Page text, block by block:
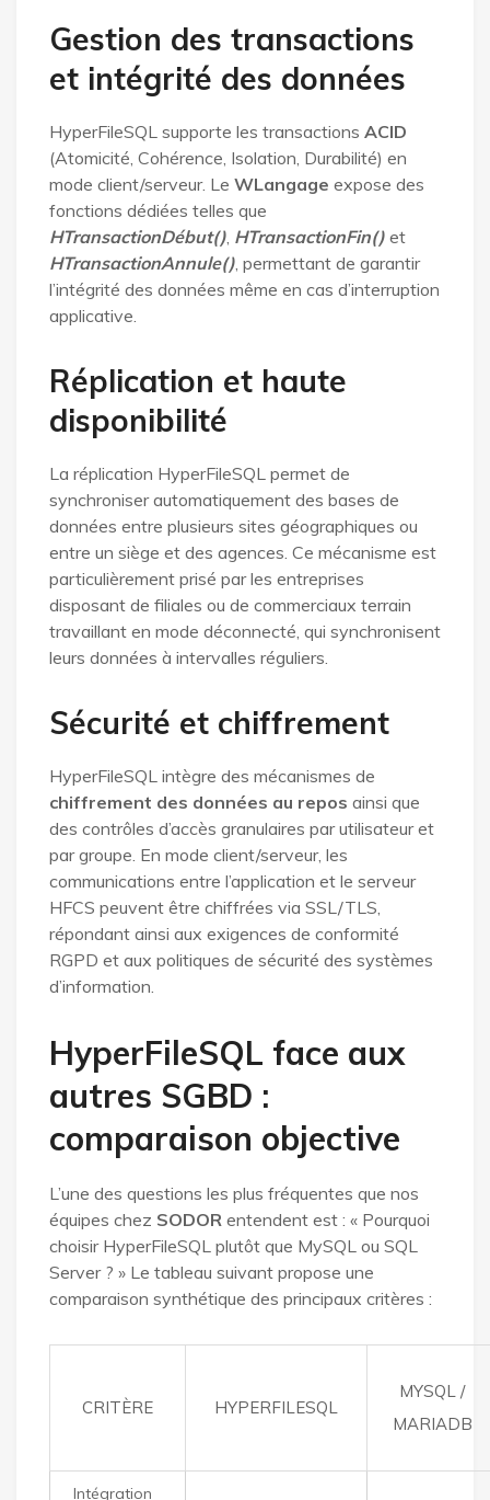
Gestion des transactions
et intégrité des données
HyperFileSQL supporte les transactions ACID
(Atomicité, Cohérence, Isolation, Durabilité) en
mode client/serveur. Le WLangage expose des
fonctions dédiées telles que
HTransactionDébut() HTransactionFin() et
HTransactionAnnule() , permettant de garantir
l’intégrité des données même en cas d’interruption
applicative.
Réplication et haute
disponibilité
La réplication HyperFileSQL permet de
synchroniser automatiquement des bases de
données entre plusieurs sites géographiques ou
entre un siège et des agences. Ce mécanisme est
particulièrement prisé par les entreprises
disposant de filiales ou de commerciaux terrain
travaillant en mode déconnecté, qui synchronisent
leurs données à intervalles réguliers.
Sécurité et chiffrement
HyperFileSQL intègre des mécanismes de
chiffrement des données au repos ainsi que
des contrôles d’accès granulaires par utilisateur et
par groupe. En mode client/serveur, les
communications entre l’application et le serveur
HFCS peuvent être chiffrées via SSL/TLS,
répondant ainsi aux exigences de conformité
RGPD et aux politiques de sécurité des systèmes
d’information.
HyperFileSQL face aux
autres SGBD :
comparaison objective
L’une des questions les plus fréquentes que nos
équipes chez SODOR entendent est : « Pourquoi
choisir HyperFileSQL plutôt que MySQL ou SQL
Server ? » Le tableau suivant propose une
comparaison synthétique des principaux critères :
CRITÈRE HYPERFILESQL
MYSQL /
MARIADB
Intégration